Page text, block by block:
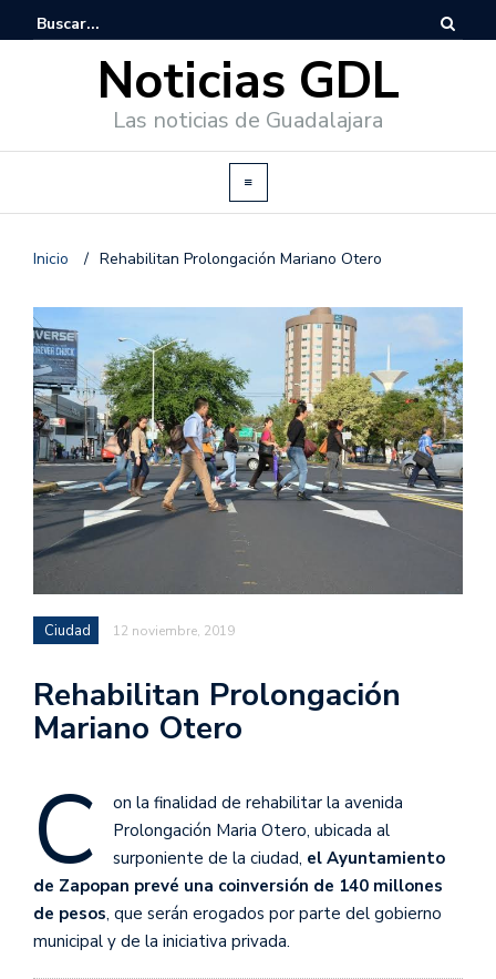
Noticias GDL
Las noticias de Guadalajara
Inicio / Rehabilitan Prolongación Mariano Otero
Ciudad 12 noviembre, 2019
Rehabilitan Prolongación
Mariano Otero
C
on la finalidad de rehabilitar la avenida
Prolongación Maria Otero, ubicada al
surponiente de la ciudad, el Ayuntamiento
de Zapopan prevé una coinversión de 140 millones
de pesos, que serán erogados por parte del gobierno
municipal y de la iniciativa privada.